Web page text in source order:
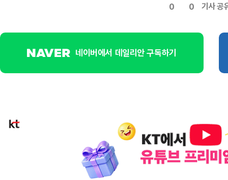
0 0 기사 공
네이버에서 데일리안 구독하기